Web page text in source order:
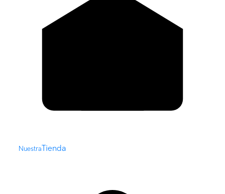
Nuestra Tienda